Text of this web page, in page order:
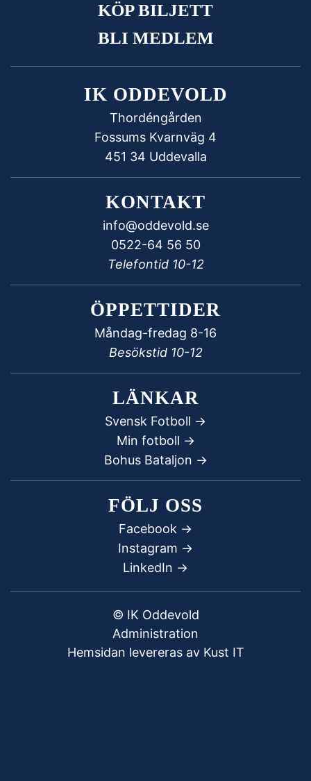
KÖP BILJETT
BLI MEDLEM
IK ODDEVOLD
Thordéngården
Fossums Kvarnväg 4
451 34 Uddevalla
KONTAKT
info@oddevold.se
0522-64 56 50
Telefontid 10-12
ÖPPETTIDER
Måndag-fredag 8-16
Besökstid 10-12
LÄNKAR
Svensk Fotboll ->
Min fotboll ->
Bohus Bataljon ->
FÖLJ OSS
Facebook ->
Instagram ->
LinkedIn ->
© IK Oddevold
Administration
Hemsidan levereras av Kust IT